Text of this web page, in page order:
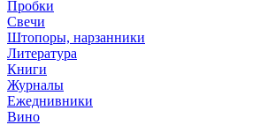
Пробки
Свечи
Штопоры, нарзанники
Литература
Книги
Журналы
Ежеднивники
Вино